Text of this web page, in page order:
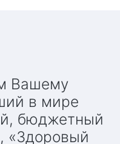
в мире
бюджетный
«Здоровый